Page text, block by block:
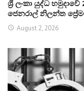
ශ්‍රී ලංකා යුද්ධ
ජෙනරාල් නිලන්ත
August 2, 2026